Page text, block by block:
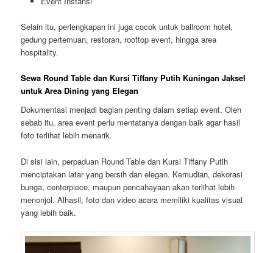
Selain itu, perlengkapan ini juga cocok untuk ballroom hotel,
gedung pertemuan, restoran, rooftop event, hingga area
hospitality.
Sewa Round Table dan Kursi Tiffany Putih Kuningan Jaksel
untuk Area Dining yang Elegan
Dokumentasi menjadi bagian penting dalam setiap event. Oleh
sebab itu, area event perlu mentatanya dengan baik agar hasil
foto terlihat lebih menarik.
Di sisi lain, perpaduan Round Table dan Kursi Tiffany Putih
menciptakan latar yang bersih dan elegan. Kemudian, dekorasi
bunga, centerpiece, maupun pencahayaan akan terlihat lebih
menonjol. Alhasil, foto dan video acara memiliki kualitas visual
yang lebih baik.